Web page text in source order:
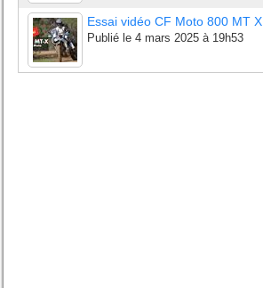
Essai vidéo CF Moto 800 MT X
Publié le 4 mars 2025 à 19h53